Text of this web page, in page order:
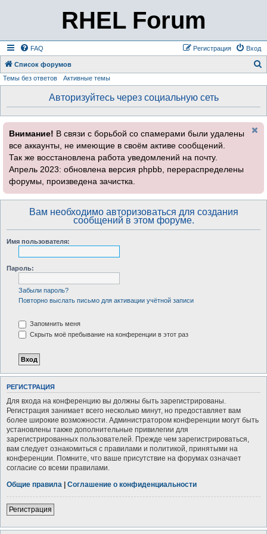
RHEL Forum
FAQ Вход
Регистрация
Список форумов
Темы без ответов Активные темы
Авторизуйтесь через социальную сеть
Внимание! В связи с борьбой со спамерами были удалены
все аккаунты, не имеющие в своём активе сообщений.
Так же восстановлена работа уведомлений на почту.
Апрель 2023: обновлена версия phpbb, перераспределены
форумы, произведена зачистка.
Вам необходимо авторизоваться для создания
сообщений в этом форуме.
Имя пользователя:
Пароль:
Забыли пароль?
Повторно выслать письмо для активации учётной записи
Запомнить меня
Скрыть моё пребывание на конференции в этот раз
РЕГИСТРАЦИЯ
Для входа на конференцию вы должны быть зарегистрированы.
Регистрация занимает всего несколько минут, но предоставляет вам
более широкие возможности. Администратором конференции могут быть
установлены также дополнительные привилегии для
зарегистрированных пользователей. Прежде чем зарегистрироваться,
вам следует ознакомиться с правилами и политикой, принятыми на
конференции. Помните, что ваше присутствие на форумах означает
согласие со всеми правилами.
Общие правила | Соглашение о конфиденциальности
Регистрация